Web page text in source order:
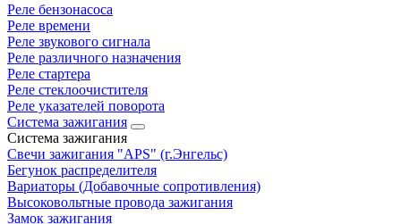
Реле бензонасоса
Реле времени
Реле звукового сигнала
Реле различного назначения
Реле стартера
Реле стеклоочистителя
Реле указателей поворота
Система зажигания
Система зажигания
Свечи зажигания "APS" (г.Энгельс)
Бегунок распределителя
Вариаторы (Добавочные сопротивления)
Высоковольтные провода зажигания
Замок зажигания